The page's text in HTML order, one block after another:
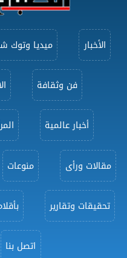
الأخبار ميديا وتوك
فن وثقافة
أخبار عالمية
مقالات ورأى منوعات
تحقيقات وتقارير
اتصل بنا